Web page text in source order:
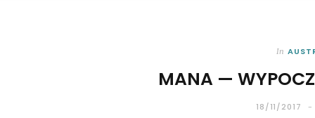
In
MANA —
18/11/2017